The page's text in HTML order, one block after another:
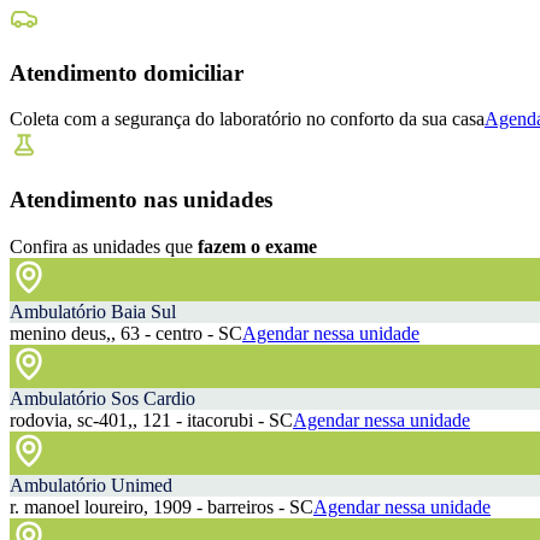
Atendimento domiciliar
Coleta com a segurança do laboratório no conforto da sua casa
Atendimento nas unidades
Confira as unidades que fazem o exame
Ambulatório Baia Sul
menino deus,, 63 - centro - SCAgendar nessa unidade
Ambulatório Sos Cardio
rodovia, sc-401,, 121 - itacorubi - SCAgendar nessa unidade
Ambulatório Unimed
r. manoel loureiro, 1909 - barreiros - SCAgendar nessa unidade